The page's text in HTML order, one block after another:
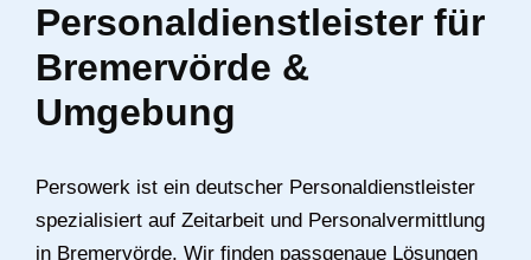
Personaldienstleister für
Bremervörde &
Umgebung
Persowerk ist ein deutscher Personaldienstleister
spezialisiert auf Zeitarbeit und Personalvermittlung
in Bremervörde. Wir finden passgenaue Lösungen